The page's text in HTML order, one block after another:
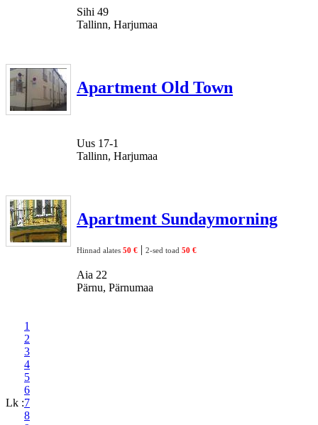
Sihi 49
Tallinn, Harjumaa
Apartment Old Town
Uus 17-1
Tallinn, Harjumaa
Apartment Sundaymorning
Hinnad alates 50 € | 2-sed toad 50 €
Aia 22
Pärnu, Pärnumaa
Lk :
1
2
3
4
5
6
7
8